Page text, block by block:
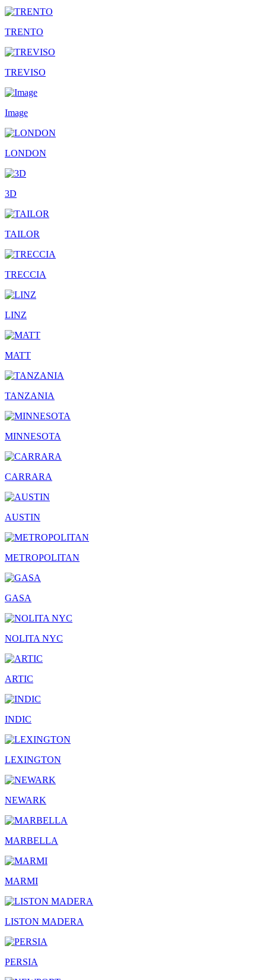
TRENTO
TREVISO
Image
LONDON
3D
TAILOR
TRECCIA
LINZ
MATT
TANZANIA
MINNESOTA
CARRARA
AUSTIN
METROPOLITAN
GASA
NOLITA NYC
ARTIC
INDIC
LEXINGTON
NEWARK
MARBELLA
MARMI
LISTON MADERA
PERSIA